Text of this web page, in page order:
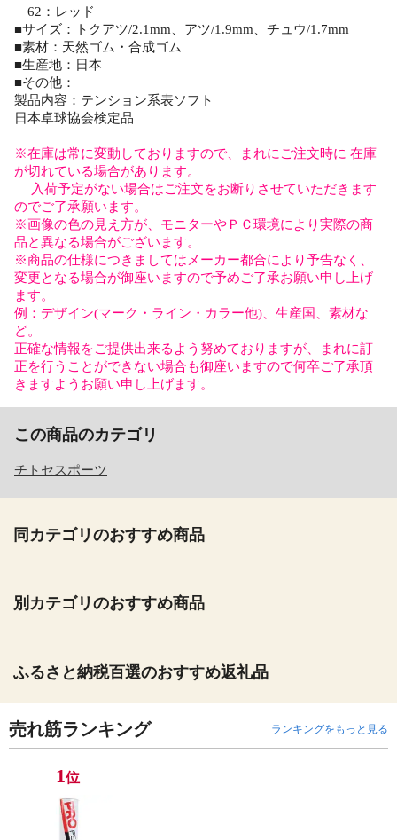
62：レッド
■サイズ：トクアツ/2.1mm、アツ/1.9mm、チュウ/1.7mm
■素材：天然ゴム・合成ゴム
■生産地：日本
■その他：
製品内容：テンション系表ソフト
日本卓球協会検定品
※在庫は常に変動しておりますので、まれにご注文時に 在庫
が切れている場合があります。
入荷予定がない場合はご注文をお断りさせていただきます
のでご了承願います。
※画像の色の見え方が、モニターやＰＣ環境により実際の商
品と異なる場合がございます。
※商品の仕様につきましてはメーカー都合により予告なく、
変更となる場合が御座いますので予めご了承お願い申し上げ
ます。
例：デザイン(マーク・ライン・カラー他)、生産国、素材な
ど。
正確な情報をご提供出来るよう努めておりますが、まれに訂
正を行うことができない場合も御座いますので何卒ご了承頂
きますようお願い申し上げます。
この商品のカテゴリ
チトセスポーツ
同カテゴリのおすすめ商品
別カテゴリのおすすめ商品
ふるさと納税百選のおすすめ返礼品
売れ筋ランキング ランキングをもっと見る
1位